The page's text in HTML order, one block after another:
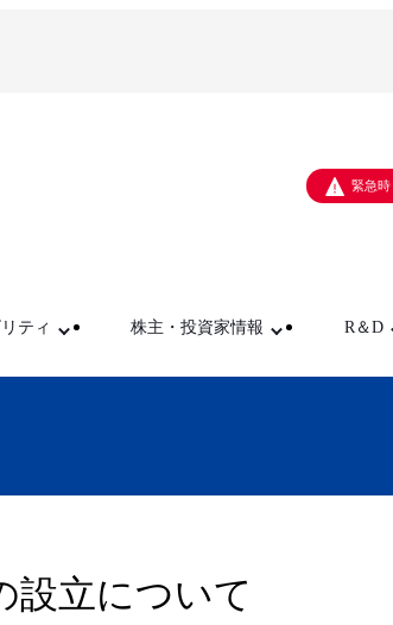
緊急時
ティ 株主・投資家情報 R＆D
設立について